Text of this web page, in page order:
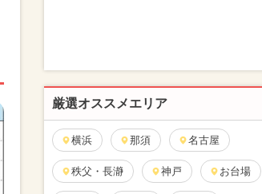
厳選オススメエリア
横浜 那須 名古屋
秩父・長瀞 神戸 お台場